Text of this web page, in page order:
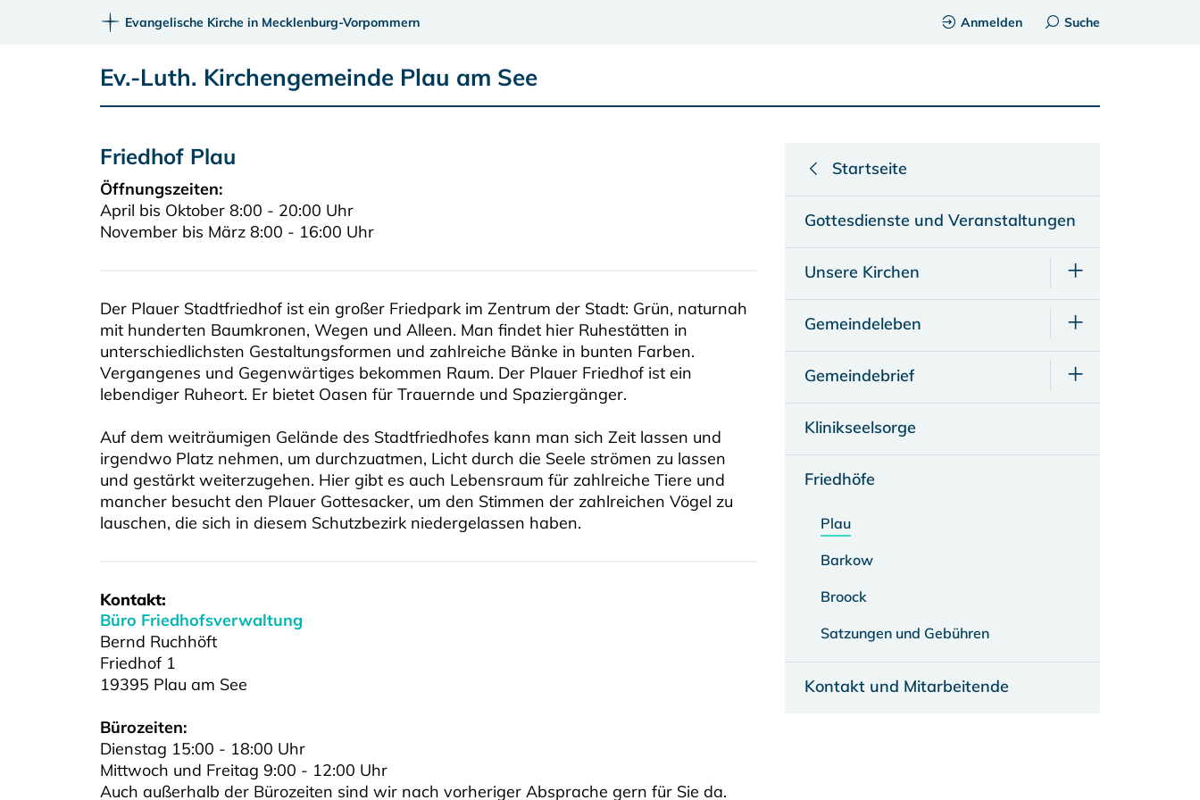
Evangelische Kirche in Mecklenburg-Vorpommern Anmelden Suche
Ev.-Luth. Kirchengemeinde Plau am See
Friedhof Plau
Öffnungszeiten:
April bis Oktober 8:00 - 20:00 Uhr
November bis März 8:00 - 16:00 Uhr
Der Plauer Stadtfriedhof ist ein großer Friedpark im Zentrum der Stadt: Grün, naturnah
mit hunderten Baumkronen, Wegen und Alleen. Man findet hier Ruhestätten in
unterschiedlichsten Gestaltungsformen und zahlreiche Bänke in bunten Farben.
Vergangenes und Gegenwärtiges bekommen Raum. Der Plauer Friedhof ist ein
lebendiger Ruheort. Er bietet Oasen für Trauernde und Spaziergänger.
Auf dem weiträumigen Gelände des Stadtfriedhofes kann man sich Zeit lassen und
irgendwo Platz nehmen, um durchzuatmen, Licht durch die Seele strömen zu lassen
und gestärkt weiterzugehen. Hier gibt es auch Lebensraum für zahlreiche Tiere und
mancher besucht den Plauer Gottesacker, um den Stimmen der zahlreichen Vögel zu
lauschen, die sich in diesem Schutzbezirk niedergelassen haben.
Kontakt:
Büro Friedhofsverwaltung
Bernd Ruchhöft
Friedhof 1
19395 Plau am See
Bürozeiten:
Dienstag 15:00 - 18:00 Uhr
Mittwoch und Freitag 9:00 - 12:00 Uhr
Auch außerhalb der Bürozeiten sind wir nach vorheriger Absprache gern für Sie da.
Startseite
Gottesdienste und Veranstaltungen
Unsere Kirchen
Gemeindeleben
Gemeindebrief
Klinikseelsorge
Friedhöfe
Plau
Barkow
Broock
Satzungen und Gebühren
Kontakt und Mitarbeitende